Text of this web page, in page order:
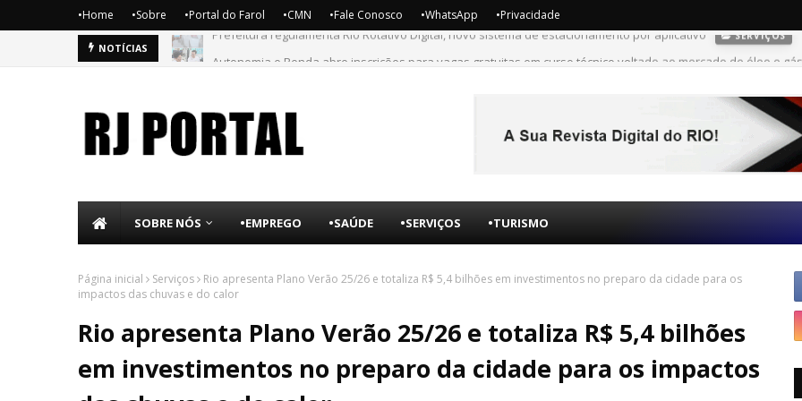
•Home •Sobre •Portal do Farol •CMN •Fale Conosco •WhatsApp •Privacidade
NOTÍCIAS Autonomia e Renda abre inscrições para vagas gratuitas em curso técnico voltado ao mercado de óleo e gás
SOBRE NÓS •EMPREGO •SAÚDE •SERVIÇOS •TURISMO
Página inicial Serviços
Rio apresenta Plano Verão 25/26 e totaliza R$ 5,4 bilhões em investimentos no preparo da cidade para os
impactos das chuvas e do calor
Rio apresenta Plano Verão 25/26 e totaliza R$ 5,4 bilhões
em investimentos no preparo da cidade para os impactos